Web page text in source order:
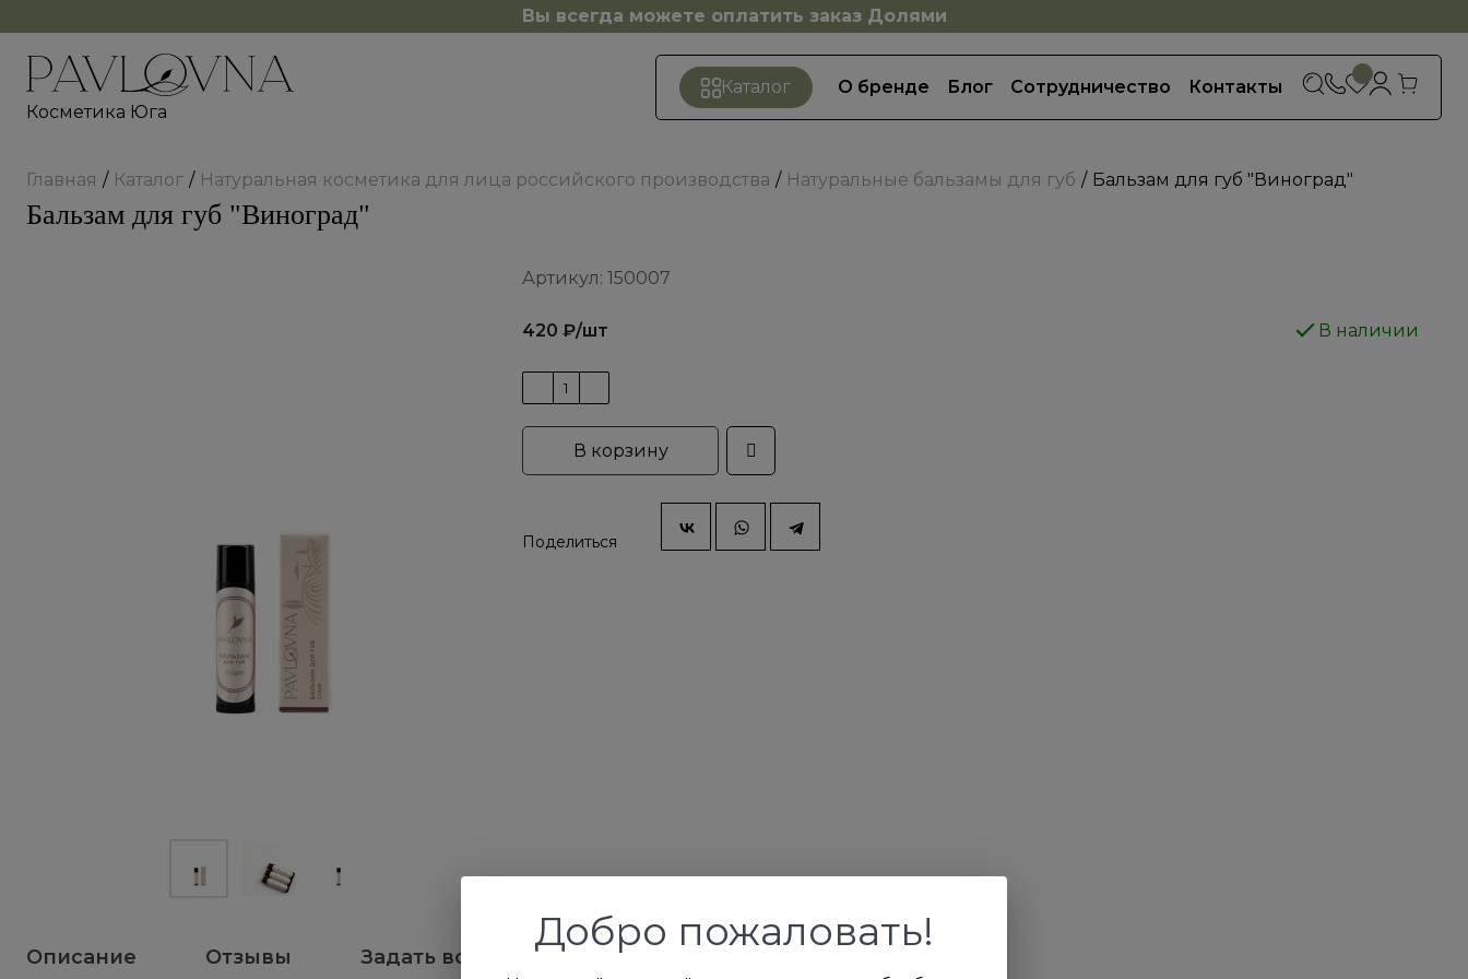
Вы всегда можете оплатить заказ Долями
Косметика Юга
Каталог О бренде Блог Сотрудничество Контакты
Главная Каталог Натуральная косметика для лица российского производства Натуральные бальзамы для губ Бальзам для губ "Виноград"
Бальзам для губ "Виноград"
Артикул: 150007
420 ₽/шт В наличии
В корзину
Поделиться
Описание Отзывы Задать вопрос
Добро пожаловать!